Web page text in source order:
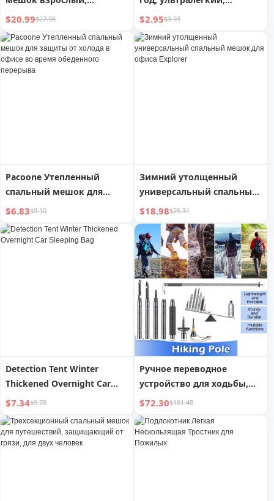
уличный, для кемпинга,
утолщенный, защита от
холода, портативный,
одноместный, съемный
капюшон, лоскутный,
$20.99$27.98
портативный флисовый
спальный мешок
$2.95$3.93
Pacoone Утепленный
спальный мешок для
защиты от холода в офисе
во время обеденного
перерыва
$6.83$9.10
Зимний утолщенный
универсальный спальный
мешок для офиса Explorer
$18.98$25.31
Detection Tent Winter
Thickened Overnight Car
Sleeping Bag
$7.34$9.78
Ручное переводное
устройство для ходьбы,
многофункциональная
треккинговая палка для
походов, легкая складная
трость
$72.30$181.48